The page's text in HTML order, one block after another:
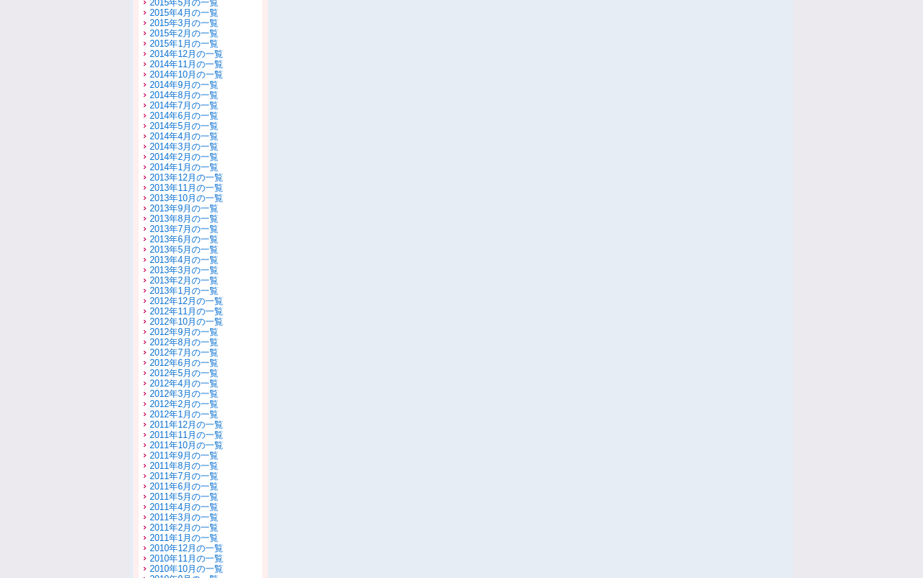
2015年5月の一覧
2015年4月の一覧
2015年3月の一覧
2015年2月の一覧
2015年1月の一覧
2014年12月の一覧
2014年11月の一覧
2014年10月の一覧
2014年9月の一覧
2014年8月の一覧
2014年7月の一覧
2014年6月の一覧
2014年5月の一覧
2014年4月の一覧
2014年3月の一覧
2014年2月の一覧
2014年1月の一覧
2013年12月の一覧
2013年11月の一覧
2013年10月の一覧
2013年9月の一覧
2013年8月の一覧
2013年7月の一覧
2013年6月の一覧
2013年5月の一覧
2013年4月の一覧
2013年3月の一覧
2013年2月の一覧
2013年1月の一覧
2012年12月の一覧
2012年11月の一覧
2012年10月の一覧
2012年9月の一覧
2012年8月の一覧
2012年7月の一覧
2012年6月の一覧
2012年5月の一覧
2012年4月の一覧
2012年3月の一覧
2012年2月の一覧
2012年1月の一覧
2011年12月の一覧
2011年11月の一覧
2011年10月の一覧
2011年9月の一覧
2011年8月の一覧
2011年7月の一覧
2011年6月の一覧
2011年5月の一覧
2011年4月の一覧
2011年3月の一覧
2011年2月の一覧
2011年1月の一覧
2010年12月の一覧
2010年11月の一覧
2010年10月の一覧